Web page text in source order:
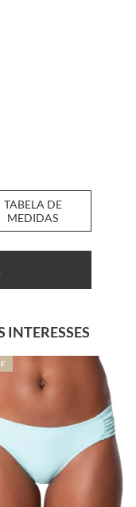
TABELA DE
MEDIDAS
INTERESSES